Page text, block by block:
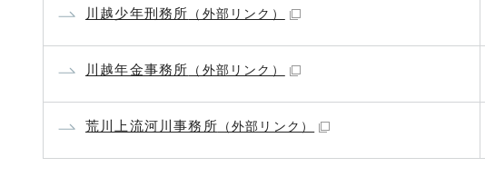
川越少年刑務所 （外部リンク）
川越年金事務所 （外部リンク）
荒川上流河川事務所 （外部リンク）